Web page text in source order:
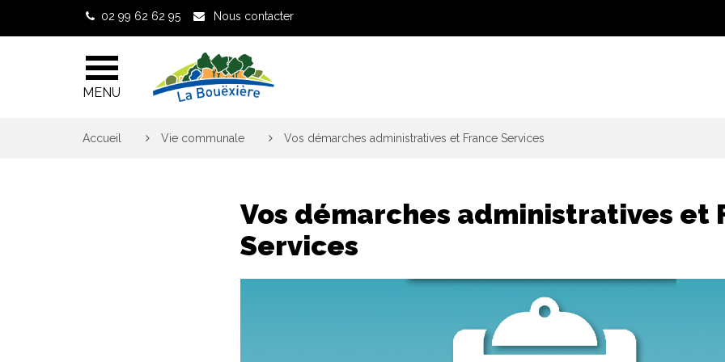
02 99 62 62 95 Nous contacter
MENU
Accueil Vie communale Vos démarches administratives et France Services
Vos démarches administratives et
Services